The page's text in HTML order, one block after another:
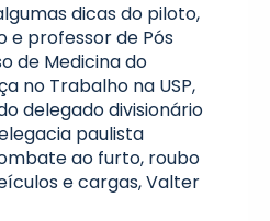
dicas do piloto,
e professor de Pós
de Medicina do
no Trabalho na USP,
delegado divisionário
paulista
ao furto, roubo
e cargas, Valter